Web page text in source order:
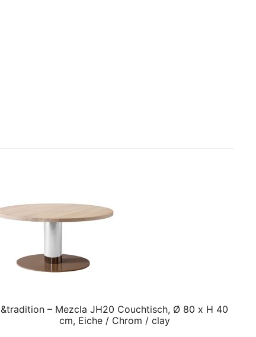
&tradition – Mezcla JH20 Couchtisch, Ø 80 x H 40
cm, Eiche / Chrom / clay